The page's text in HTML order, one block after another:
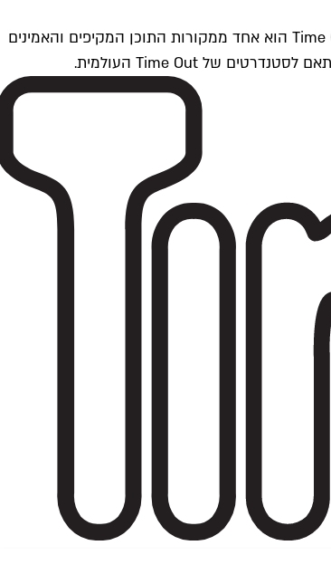
Time Outתל אביב הוא חלק מרשת Time Out Global — רשת מדיה בינלאומית הפועלת ב-360 ערים מרכזיות וב-60 מדינות ברחבי העולם. Time Out הוא אחד ממקורות התוכן המקיפים והאמינים